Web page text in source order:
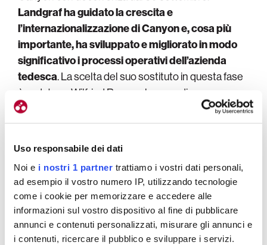
Uso responsabile dei dati
Noi e i nostri 1 partner trattiamo i vostri dati personali,
ad esempio il vostro numero IP, utilizzando tecnologie
come i cookie per memorizzare e accedere alle
informazioni sul vostro dispositivo al fine di pubblicare
annunci e contenuti personalizzati, misurare gli annunci e
i contenuti, ricercare il pubblico e sviluppare i servizi.
Landgraf ha guidato la crescita e
l’internazionalizzazione di Canyon e, cosa più
importante, ha sviluppato e migliorato in modo
significativo i processi operativi dell’azienda
tedesca. La scelta del suo sostituto in questa fase
è caduta su Wilfried Rapp nel segno di una
continuità operativa.
La gratitudine per
Landgraf
Roman Arnold, fondatore di Canyon, ha voluto